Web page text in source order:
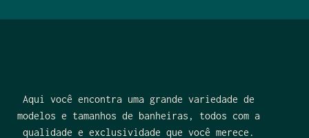
Aqui você encontra uma grande variedade de
modelos e tamanhos de banheiras, todos com a
qualidade e exclusividade que você merece.